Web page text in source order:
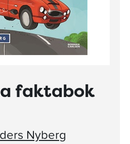
faktabok
Nyberg